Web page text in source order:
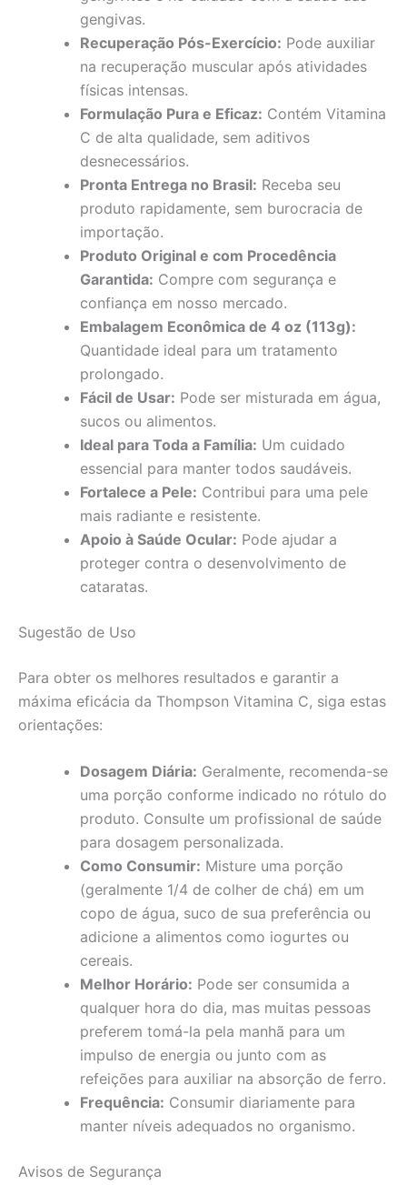
gengivas.
Recuperação Pós-Exercício: Pode auxiliar
na recuperação muscular após atividades
físicas intensas.
Formulação Pura e Eficaz: Contém Vitamina
C de alta qualidade, sem aditivos
desnecessários.
Pronta Entrega no Brasil: Receba seu
produto rapidamente, sem burocracia de
importação.
Produto Original e com Procedência
Garantida: Compre com segurança e
confiança em nosso mercado.
Embalagem Econômica de 4 oz (113g):
Quantidade ideal para um tratamento
prolongado.
Fácil de Usar: Pode ser misturada em água,
sucos ou alimentos.
Ideal para Toda a Família: Um cuidado
essencial para manter todos saudáveis.
Fortalece a Pele: Contribui para uma pele
mais radiante e resistente.
Apoio à Saúde Ocular: Pode ajudar a
proteger contra o desenvolvimento de
cataratas.
Sugestão de Uso
Para obter os melhores resultados e garantir a
máxima eficácia da Thompson Vitamina C, siga estas
orientações:
Dosagem Diária: Geralmente, recomenda-se
uma porção conforme indicado no rótulo do
produto. Consulte um profissional de saúde
para dosagem personalizada.
Como Consumir: Misture uma porção
(geralmente 1/4 de colher de chá) em um
copo de água, suco de sua preferência ou
adicione a alimentos como iogurtes ou
cereais.
Melhor Horário: Pode ser consumida a
qualquer hora do dia, mas muitas pessoas
preferem tomá-la pela manhã para um
impulso de energia ou junto com as
refeições para auxiliar na absorção de ferro.
Frequência: Consumir diariamente para
manter níveis adequados no organismo.
Avisos de Segurança